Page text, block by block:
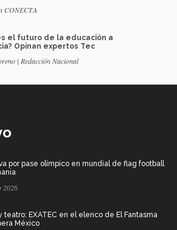
CONECTA
el futuro de la educación a
Opinan expertos Tec
| Redacción Nacional
por pase olímpico en mundial de flag football
2026
teatro: EXATEC en el elenco de El Fantasma
México